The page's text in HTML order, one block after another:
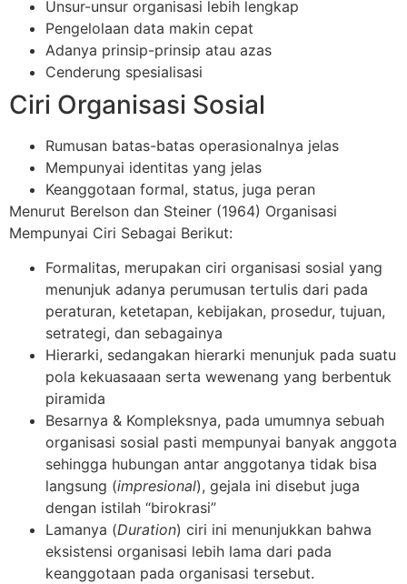
Unsur-unsur organisasi lebih lengkap
Pengelolaan data makin cepat
Adanya prinsip-prinsip atau azas
Cenderung spesialisasi
Ciri Organisasi Sosial
Rumusan batas-batas operasionalnya jelas
Mempunyai identitas yang jelas
Keanggotaan formal, status, juga peran
Menurut Berelson dan Steiner (1964) Organisasi
Mempunyai Ciri Sebagai Berikut:
Formalitas, merupakan ciri organisasi sosial yang
menunjuk adanya perumusan tertulis dari pada
peraturan, ketetapan, kebijakan, prosedur, tujuan,
setrategi, dan sebagainya
Hierarki, sedangakan hierarki menunjuk pada suatu
pola kekuasaaan serta wewenang yang berbentuk
piramida
Besarnya & Kompleksnya, pada umumnya sebuah
organisasi sosial pasti mempunyai banyak anggota
sehingga hubungan antar anggotanya tidak bisa
langsung (impresional), gejala ini disebut juga
dengan istilah “birokrasi”
Lamanya (Duration) ciri ini menunjukkan bahwa
eksistensi organisasi lebih lama dari pada
keanggotaan pada organisasi tersebut.